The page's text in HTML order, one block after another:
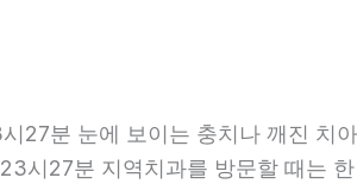
27분 눈에 보이는 충치나 깨진 치
시27분 지역치과를 방문할 때는